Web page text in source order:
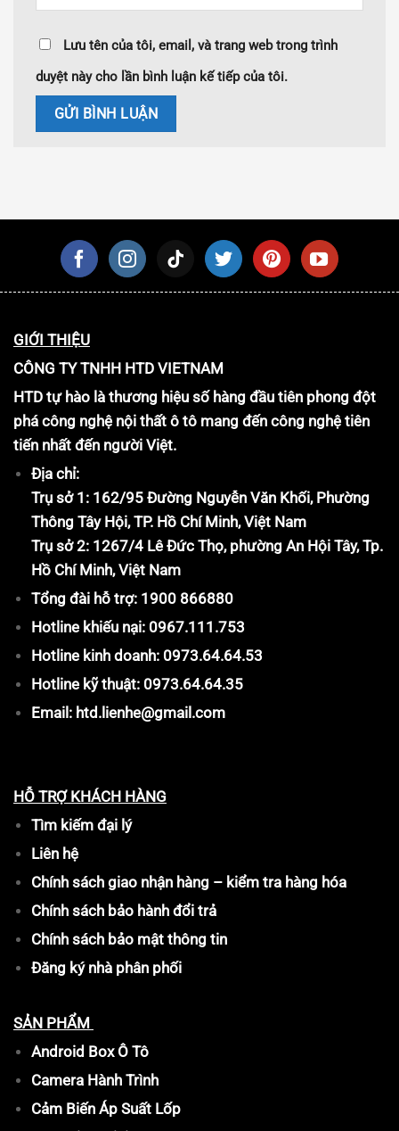
Lưu tên của tôi, email, và trang web trong trình
duyệt này cho lần bình luận kế tiếp của tôi.
GIỚI THIỆU
CÔNG TY TNHH HTD VIETNAM
HTD tự hào là thương hiệu số hàng đầu tiên phong đột
phá công nghệ nội thất ô tô mang đến công nghệ tiên
tiến nhất đến người Việt.
Địa chỉ:
Trụ sở 1: 162/95 Đường Nguyễn Văn Khối, Phường
Thông Tây Hội, TP. Hồ Chí Minh, Việt Nam
Trụ sở 2: 1267/4 Lê Đức Thọ, phường An Hội Tây, Tp.
Hồ Chí Minh, Việt Nam
Tổng đài hỗ trợ: 1900 866880
Hotline khiếu nại: 0967.111.753
Hotline kinh doanh: 0973.64.64.53
Hotline kỹ thuật: 0973.64.64.35
Email: htd.lienhe@gmail.com
HỖ TRỢ KHÁCH HÀNG
Tìm kiếm đại lý
Liên hệ
Chính sách giao nhận hàng – kiểm tra hàng hóa
Chính sách bảo hành đổi trả
Chính sách bảo mật thông tin
Đăng ký nhà phân phối
SẢN PHẨM
Android Box Ô Tô
Camera Hành Trình
Cảm Biến Áp Suất Lốp